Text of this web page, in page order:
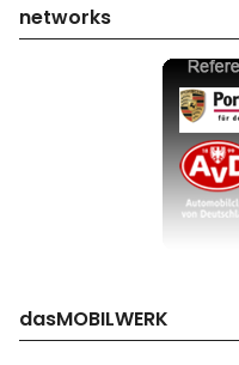
networks
dasMOBILWERK